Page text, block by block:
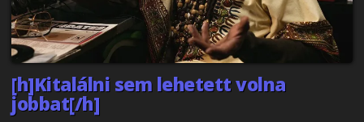
[h]Kitalálni sem lehetett volna
jobbat[/h]